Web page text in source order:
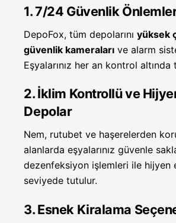
1. 7/24 Güvenlik
DepoFox, tüm depolarınıyüksek
güvenlik kameraları ve alarm
Eşyalarınız her an kontrol altında
2. İklim Kontrollü ve
Depolar
Nem, rutubet ve haşerelerden
alanlarda eşyalarınız güvenle
dezenfeksiyon işlemleri ile hijyen
seviyede tutulur.
3. Esnek Kiralama